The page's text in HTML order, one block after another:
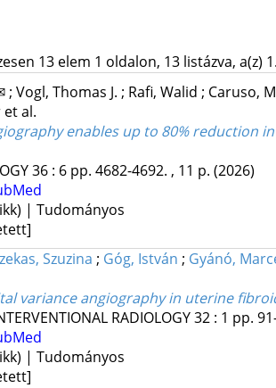
13 elem 1 oldalon, 13 listázva, a(z)
; Vogl, Thomas J. ; Rafi, Walid ; Caruso,
et al.
enables up to 80%
36: 6 pp. 4682-4692. , 11 p. (2026)
| Tudományos
Szuzina ; Góg, István ; Gyánó,
variance angiography in uterine
RADIOLOGY32: 1 pp.
| Tudományos